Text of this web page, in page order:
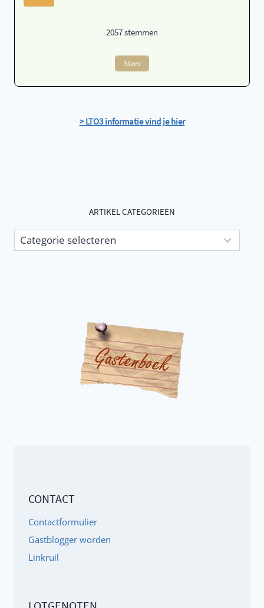
2057stemmen
Stem
> LTO3 informatie vind je hier
ARTIKEL CATEGORIEËN
Artikel
categorieën
CONTACT
Contactformulier
Gastblogger worden
Linkruil